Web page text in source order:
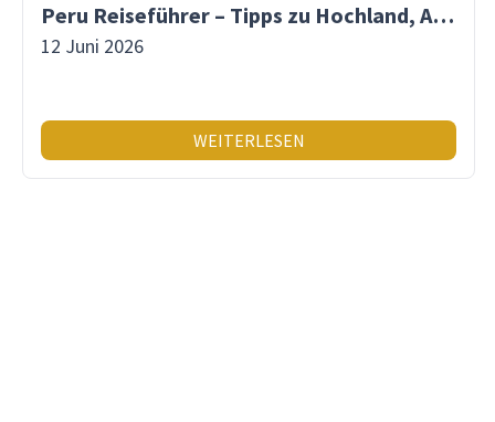
Peru Reiseführer – Tipps zu Hochland, Amazonas & Inka-Erbe
12 Juni 2026
WEITERLESEN